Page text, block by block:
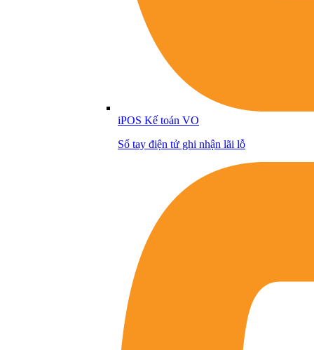
iPOS Kế toán VO
Sổ tay điện tử ghi nhận lãi lỗ